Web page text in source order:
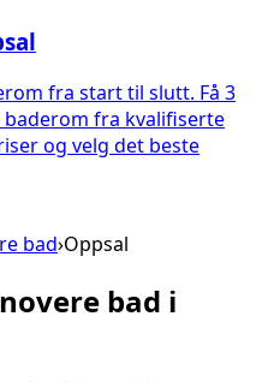
fra start til slutt. Få 3
fra kvalifiserte
og velg det beste
bad›Oppsal
bad i